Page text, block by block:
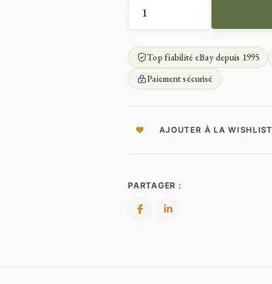
QUANTITÉ
DE
RIGAL
CAP'TAINE
SABORD
UN
AMI
Top fiabilité eBay depuis 1995
Paiement sécurisé
AJOUTER À LA WISHLIST
PARTAGER :